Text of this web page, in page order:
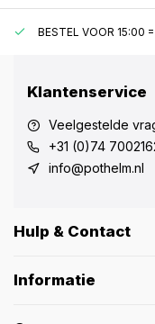
BESTEL VOOR 15:00
Klantenservice
Veelgestelde
+31 (0)74
info@pothelm.nl
Hulp & Contact
Informatie